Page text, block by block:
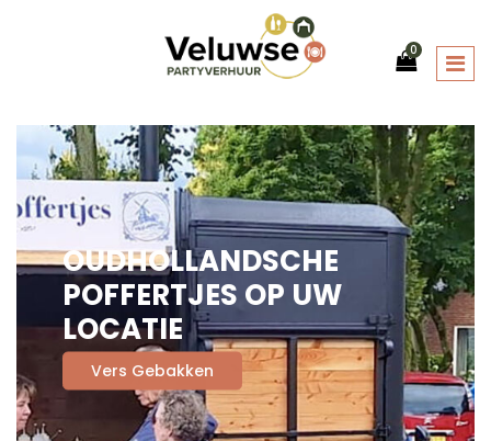
0
OUDHOLLANDSCHE
POFFERTJES OP UW
LOCATIE
Vers Gebakken